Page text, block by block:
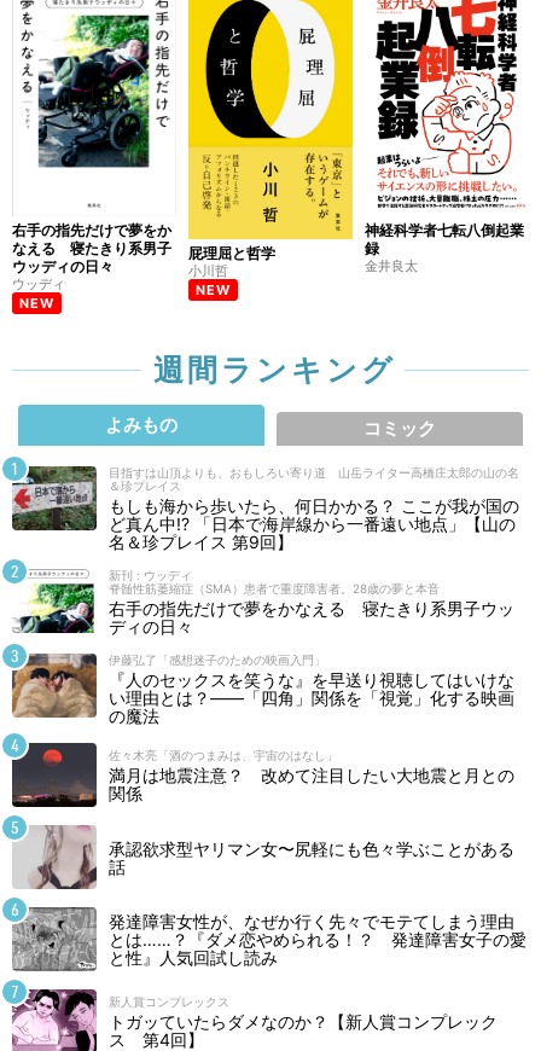
右手の指先だけで夢をか
なえる 寝たきり系男子
ウッディの日々
ウッディ
NEW
屁理屈と哲学
小川哲
NEW
神経科学者七転八倒起業
録
金井良太
週間ランキング
よみもの コミック
目指すは山頂よりも、おもしろい寄り道 山岳ライター高橋庄太郎の山の名
＆珍プレイス
もしも海から歩いたら、何日かかる？ ここが我が国の
ど真ん中!? 「日本で海岸線から一番遠い地点」【山の
名＆珍プレイス 第9回】
新刊 : ウッディ
脊髄性筋萎縮症（SMA）患者で重度障害者。28歳の夢と本音
右手の指先だけで夢をかなえる 寝たきり系男子ウッ
ディの日々
伊藤弘了「感想迷子のための映画入門」
『人のセックスを笑うな』を早送り視聴してはいけな
い理由とは？――「四角」関係を「視覚」化する映画
の魔法
佐々木亮「酒のつまみは、宇宙のはなし」
満月は地震注意？ 改めて注目したい大地震と月との
関係
承認欲求型ヤリマン女〜尻軽にも色々学ぶことがある
話
発達障害女性が、なぜか行く先々でモテてしまう理由
とは……？『ダメ恋やめられる！？ 発達障害女子の愛
と性』人気回試し読み
新人賞コンプレックス
トガッていたらダメなのか？【新人賞コンプレック
ス 第4回】